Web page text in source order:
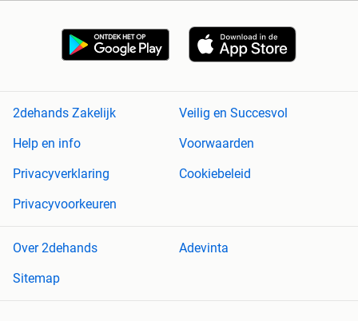
2dehands Zakelijk
Veilig en Succesvol
Help en info
Voorwaarden
Privacyverklaring
Cookiebeleid
Privacyvoorkeuren
Over 2dehands
Adevinta
Sitemap